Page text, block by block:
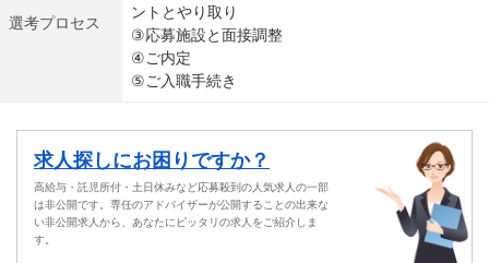
選考プロセス
ントとやり取り
③応募施設と面接調整
④ご内定
⑤ご入職手続き
求人探しにお困りですか？
高給与・託児所付・土日休みなど応募殺到の人気求人の一部
は非公開です。専任のアドバイザーが公開することの出来な
い非公開求人から、あなたにピッタリの求人をご紹介しま
す。